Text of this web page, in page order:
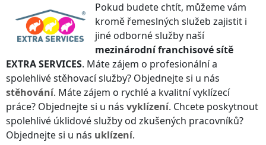
Pokud budete chtít, můžeme vám
kromě řemeslných služeb zajistit i
jiné odborné služby naší
mezinárodní franchisové sítě
EXTRA SERVICES. Máte zájem o profesionální a
spolehlivé stěhovací služby? Objednejte si u nás
stěhování. Máte zájem o rychlé a kvalitní vyklízecí
práce? Objednejte si u nás vyklízení. Chcete poskytnout
spolehlivé úklidové služby od zkušených pracovníků?
Objednejte si u nás uklízení.